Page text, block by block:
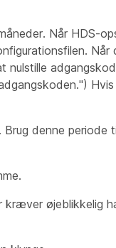
Når HDS-
Når
nulstille
denne periode
kræver øjeblikkelig